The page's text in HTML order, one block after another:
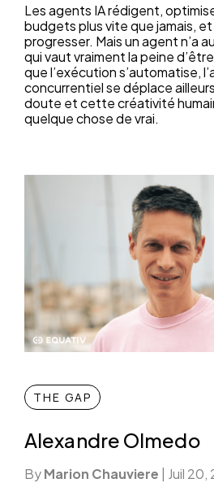
Les agents IA rédigent,
budgets plus vite que jamais,
progresser. Mais un agent n’a
qui vaut vraiment la peine
que l’exécution s’automatise,
concurrentiel se déplace
doute et cette créativité
quelque chose de vrai.
THE GAP
Alexandre Olmedo
ByMarion Chauviere | Juil 20,